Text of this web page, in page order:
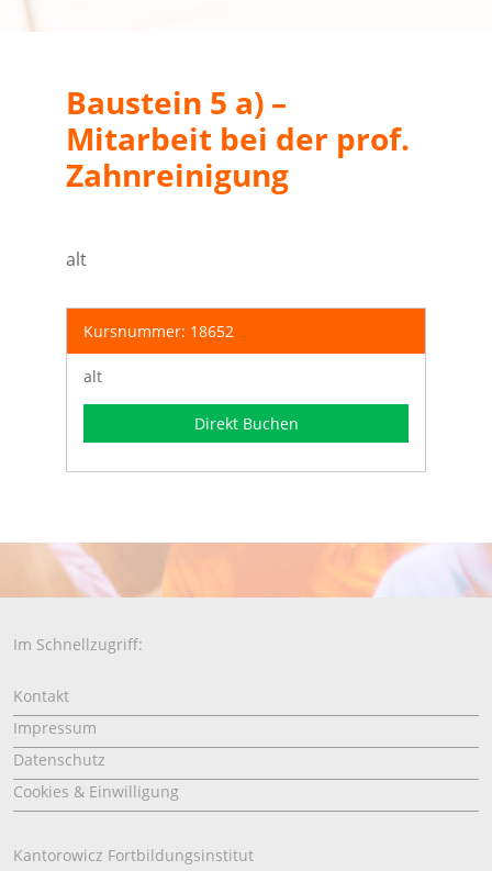
Baustein 5 a) –
Mitarbeit bei der prof.
Zahnreinigung
alt
Kursnummer: 18652
alt
Direkt Buchen
Im Schnellzugriff:
Kontakt
Impressum
Datenschutz
Cookies & Einwilligung
Kantorowicz Fortbildungsinstitut